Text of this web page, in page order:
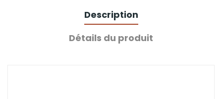
Description
Détails du produit